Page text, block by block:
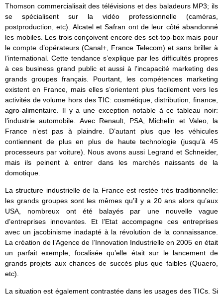
Thomson commercialisait des télévisions et des baladeurs MP3; ils
se spécialisent sur la vidéo professionnelle (caméras,
postproduction, etc). Alcatel et Safran ont de leur côté abandonné
les mobiles. Les trois conçoivent encore des set-top-box mais pour
le compte d’opérateurs (Canal+, France Telecom) et sans briller à
l’international. Cette tendance s’explique par les difficultés propres
à ces business grand public et aussi à l’incapacité marketing des
grands groupes français. Pourtant, les compétences marketing
existent en France, mais elles s’orientent plus facilement vers les
activités de volume hors des TIC: cosmétique, distribution, finance,
agro-alimentaire. Il y a une exception notable à ce tableau noir:
l’industrie automobile. Avec Renault, PSA, Michelin et Valeo, la
France n’est pas à plaindre. D’autant plus que les véhicules
contiennent de plus en plus de haute technologie (jusqu’à 45
processeurs par voiture). Nous avons aussi Legrand et Schneider,
mais ils peinent à entrer dans les marchés naissants de la
domotique.
La structure industrielle de la France est restée très traditionnelle:
les grands groupes sont les mêmes qu’il y a 20 ans alors qu’aux
USA, nombreux ont été balayés par une nouvelle vague
d’entreprises innovantes. Et l’Etat accompagne ces entreprises
avec un jacobinisme inadapté à la révolution de la connaissance.
La création de l’Agence de l’Innovation Industrielle en 2005 en était
un parfait exemple, focalisée qu’elle était sur le lancement de
grands projets aux chances de succès plus que faibles (Quaero,
etc).
La situation est également contrastée dans les usages des TICs. Si